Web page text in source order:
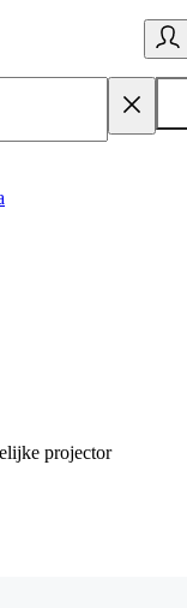
projector